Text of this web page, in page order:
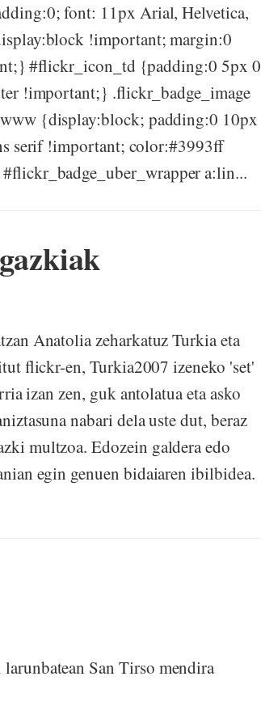
font: 11px Arial, Helvetica,
!important; margin:0
#flickr_icon_td {padding:0 5px 0
!important;} .flickr_badge_image
{display:block; padding:0 10px
serif !important; color:#3993ff
a:lin...
Anatolia zeharkatuz Turkia eta
flickr-en, Turkia2007 izeneko 'set'
izan zen, guk antolatua eta asko
nabari dela uste dut, beraz
multzoa. Edozein galdera edo
egin genuen bidaiaren ibilbidea.
San Tirso mendira